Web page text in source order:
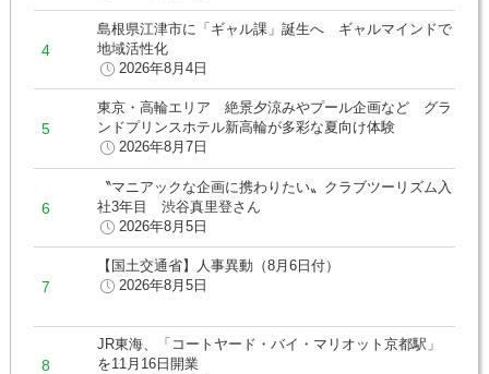
島根県江津市に「ギャル課」誕生へ ギャルマインドで
地域活性化
2026年8月4日
東京・高輪エリア 絶景夕涼みやプール企画など グラ
ンドプリンスホテル新高輪が多彩な夏向け体験
2026年8月7日
〝マニアックな企画に携わりたい〟クラブツーリズム入
社3年目 渋谷真里登さん
2026年8月5日
【国土交通省】人事異動（8月6日付）
2026年8月5日
JR東海、「コートヤード・バイ・マリオット京都駅」
を11月16日開業